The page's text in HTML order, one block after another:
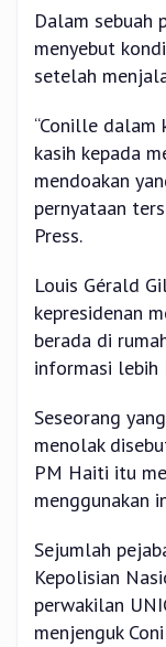
Dalam sebuah
menyebut
setelah
“Conille
kasih kepada
mendoakan
pernyataan
Press.
Louis Gérald
kepresidenan
berada di
informasi lebih
Seseorang
menolak
PM Haiti itu
menggunakan
Sejumlah
Kepolisian
perwakilan
menjenguk